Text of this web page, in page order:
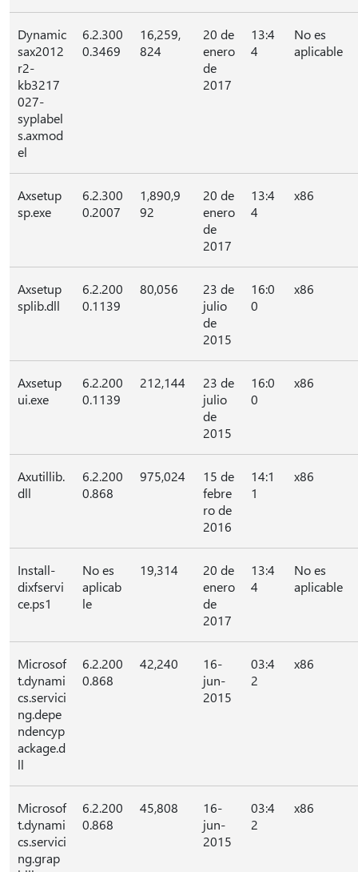
Dynamic
sax2012
r2-
kb3217
027-
syplabel
s.axmod
el
6.2.300
0.3469
16,259,
824
20 de
enero
de
2017
13:4
4
No es
aplicable
Axsetup
sp.exe
6.2.300
0.2007
1,890,9
92
20 de
enero
de
2017
13:4
4
x86
Axsetup
splib.dll
6.2.200
0.1139
80,056
23 de
julio
de
2015
16:0
0
x86
Axsetup
ui.exe
6.2.200
0.1139
212,144
23 de
julio
de
2015
16:0
0
x86
Axutillib.
dll
6.2.200
0.868
975,024
15 de
febre
ro de
2016
14:1
1
x86
Install-
dixfservi
ce.ps1
No es
aplicab
le
19,314
20 de
enero
de
2017
13:4
4
No es
aplicable
Microsof
t.dynami
cs.servici
ng.depe
ndencyp
ackage.d
ll
6.2.200
0.868
42,240
16-
jun-
2015
03:4
2
x86
Microsof
t.dynami
cs.servici
ng.grap
6.2.200
0.868
45,808
16-
jun-
2015
03:4
2
x86